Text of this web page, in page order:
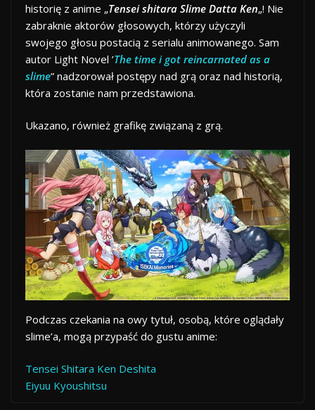
historię z anime „Tensei shitara Slime Datta Ken„! Nie
zabraknie aktorów głosowych, którzy użyczyli
swojego głosu postacią z serialu animowanego. Sam
autor Light Novel ’The time i got reincarnated as a
slime” nadzorował postępy nad grą oraz nad historią,
która zostanie nam przedstawiona.
Ukazano, również grafikę związaną z grą.
Podczas czekania na owy tytuł, osobą, które oglądały
slime’a, mogą przypaść do gustu anime:
Tensei Shitara Ken Deshita
Eiyuu Kyoushitsu